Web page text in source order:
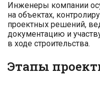
Инженеры компании
на объектах,
проектных решений,
документацию и
в ходе строительства.
Этапы